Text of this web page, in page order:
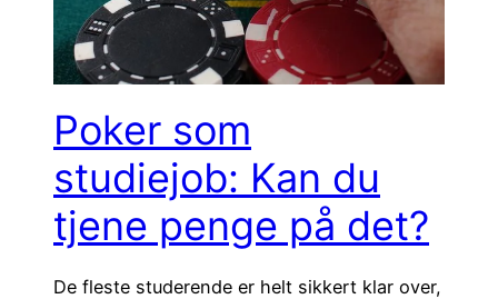
Poker som
studiejob: Kan du
tjene penge på det?
De fleste studerende er helt sikkert klar over,